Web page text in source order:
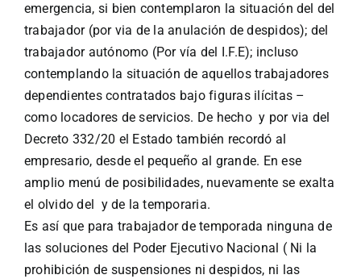
emergencia, si bien contemplaron la situación del del
trabajador (por via de la anulación de despidos); del
trabajador autónomo (Por vía del I.F.E); incluso
contemplando la situación de aquellos trabajadores
dependientes contratados bajo figuras ilícitas –
como locadores de servicios. De hecho y por via del
Decreto 332/20 el Estado también recordó al
empresario, desde el pequeño al grande. En ese
amplio menú de posibilidades, nuevamente se exalta
el olvido del y de la temporaria.
Es así que para trabajador de temporada ninguna de
las soluciones del Poder Ejecutivo Nacional ( Ni la
prohibición de suspensiones ni despidos, ni las